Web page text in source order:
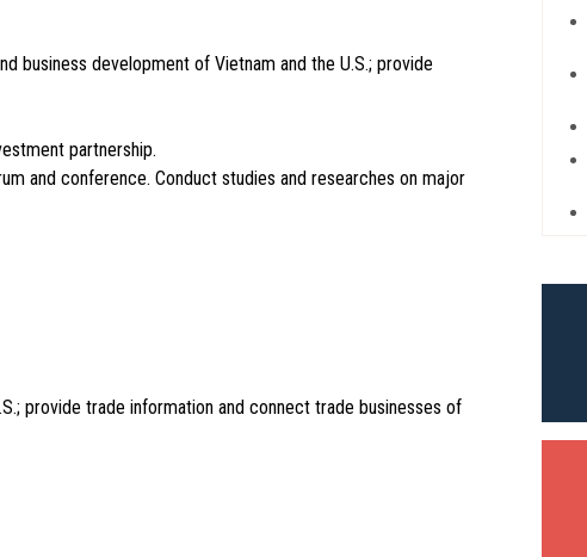
business development of Vietnam and the U.S.; provide
partnership.
and conference. Conduct studies and researches on major
provide trade information and connect trade businesses of